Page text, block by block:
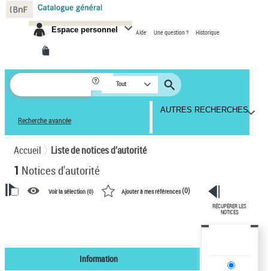
Espace personnel Aide Une question ? Historique
Tout
Recherche avancée
AUTRES RECHERCHES
Accueil Liste de notices d’autorité
1 Notices d'autorité
notices d’autorité
Voir la sélection (0) Ajouter à mes références(0)
Information
RÉCUPÉRER LES
NOTICES